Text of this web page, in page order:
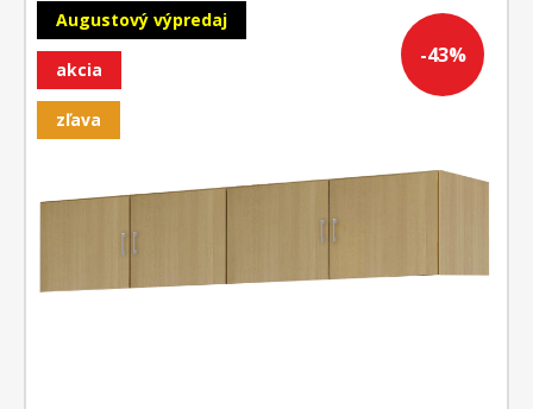
-43%
Augustový výpredaj
akcia
zľava